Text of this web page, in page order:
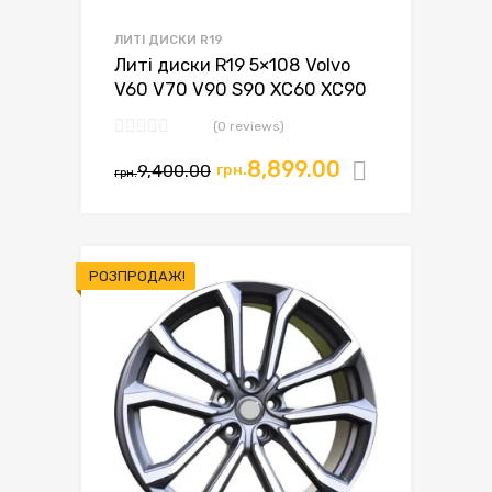
ЛИТІ ДИСКИ R19
Литі диски R19 5×108 Volvo
V60 V70 V90 S90 XC60 XC90
(0 reviews)
грн.9,400.00 Оригінальна
грн.8,899.00 Поточна
РОЗПРОДАЖ!